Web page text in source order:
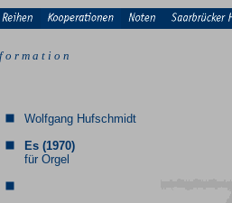
o r m a t i o n
Wolfgang Hufschmidt
Es (1970)
für Orgel